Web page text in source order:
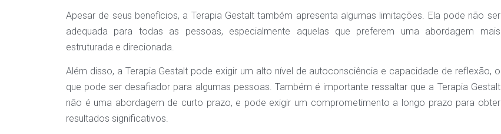
Apesar de seus benefícios, a Terapia Gestalt também apresenta algumas limitações. Ela pode não ser
adequada para todas as pessoas, especialmente aquelas que preferem uma abordagem mais
estruturada e direcionada.
Além disso, a Terapia Gestalt pode exigir um alto nível de autoconsciência e capacidade de reflexão, o
que pode ser desafiador para algumas pessoas. Também é importante ressaltar que a Terapia Gestalt
não é uma abordagem de curto prazo, e pode exigir um comprometimento a longo prazo para obter
resultados significativos.